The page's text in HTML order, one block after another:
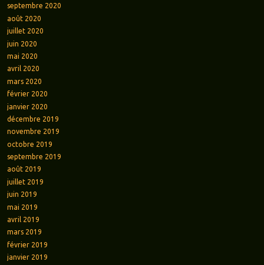
septembre 2020
août 2020
juillet 2020
juin 2020
mai 2020
avril 2020
mars 2020
février 2020
janvier 2020
décembre 2019
novembre 2019
octobre 2019
septembre 2019
août 2019
juillet 2019
juin 2019
mai 2019
avril 2019
mars 2019
février 2019
janvier 2019